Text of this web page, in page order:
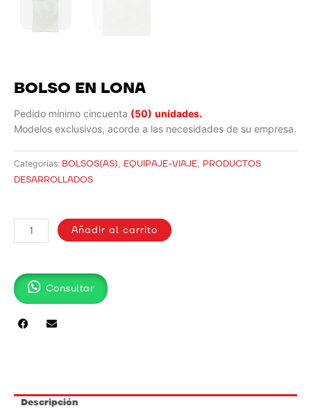
BOLSO EN LONA
Pedido mínimo cincuenta (50) unidades.
Modelos exclusivos, acorde a las necesidades de su empresa.
Categorias: BOLSOS(AS), EQUIPAJE-VIAJE, PRODUCTOS
DESARROLLADOS
LONA
Añadir al carrito
Consultar
Descripción